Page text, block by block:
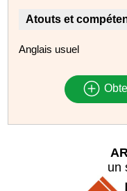
Atouts et
Anglais usuel
un